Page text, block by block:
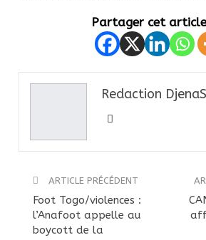
Partager cet
Redaction
ARTICLE PRÉCÉDENT
Foot Togo/violences :
l’Anafoot appelle au
boycott de la